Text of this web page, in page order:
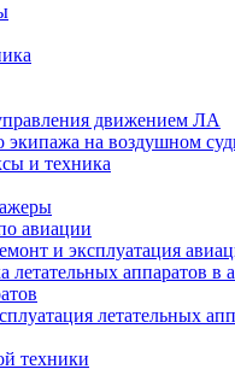
движением ЛА
экипажа на воздушном
и техника
авиации
и эксплуатация
летательных аппаратов в
летательных
техники